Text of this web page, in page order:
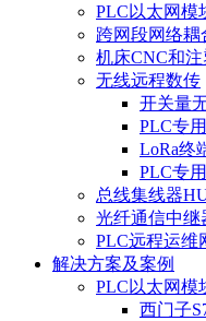
PLC以太网模
跨网段网络耦
机床CNC和
无线远程数传
开关量
PLC专
LoRa终
PLC专
总线集线器
光纤通信中继
PLC远程运维
解决方案及案例
PLC以太网模
西门子